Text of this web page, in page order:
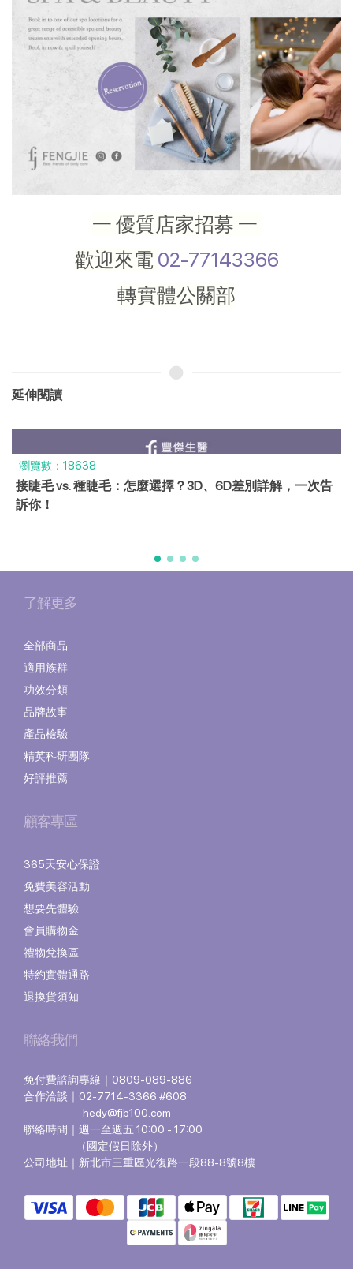
一 優質店家招募 一
歡迎來電 02-77143366
轉實體公關部
延伸閱讀
瀏覽數：6563
臉部撥筋是什麼？5大緊緻輪廓好處、費用比較，附居家
撥筋技巧
了解更多
全部商品
適用族群
功效分類
品牌故事
產品檢驗
精英科研團隊
好評推薦
顧客專區
365天安心保證
免費美容活動
想要先體驗
會員購物金
禮物兌換區
特約實體通路
退換貨須知
聯絡我們
免付費諮詢專線｜0809-089-886
合作洽談｜02-7714-3366 #608
hedy@fjb100.com
聯絡時間｜週一至週五 10:00 - 17:00
（國定假日除外）
公司地址｜新北市三重區光復路一段88-8號8樓